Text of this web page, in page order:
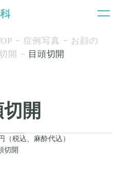
症例写真
お顔の
開 目頭切開
切開
（税込、麻酔代込）
切開